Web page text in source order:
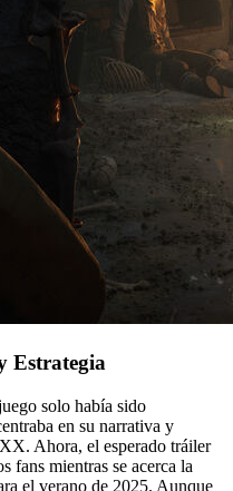
Estrategia
solo había sido
en su narrativa y
Ahora, el esperado tráiler
fans mientras se acerca la
el verano de 2025. Aunque